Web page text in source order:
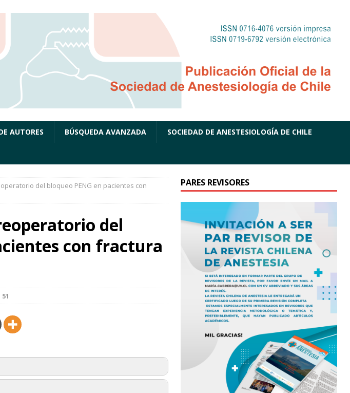
AUTORES BÚSQUEDA AVANZADA SOCIEDAD DE ANESTESIOLOGÍA DE CHILE
del bloqueo PENG en pacientes con
del
con fractura
PARES REVISORES